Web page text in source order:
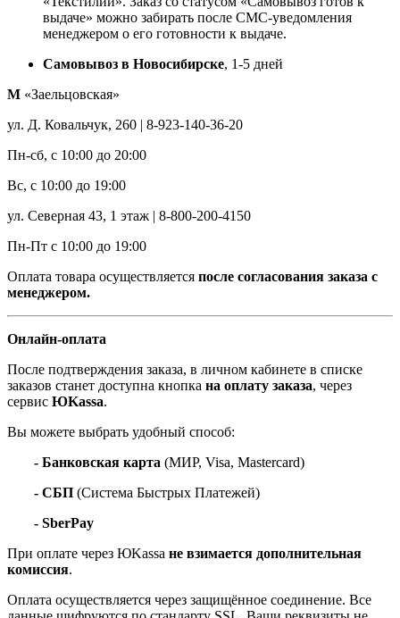
выдаче» можно забирать после СМС-уведомления
менеджером о его готовности к выдаче.
Самовывоз в Новосибирске, 1-5 дней
М «Заельцовская»
ул. Д. Ковальчук, 260 | 8-923-140-36-20
Пн-сб, с 10:00 до 20:00
Вс, с 10:00 до 19:00
ул. Северная 43, 1 этаж | 8-800-200-4150
Пн-Пт с 10:00 до 19:00
Оплата товара осуществляется после согласования заказа с
менеджером.
Онлайн-оплата
После подтверждения заказа, в личном кабинете в списке
заказов станет доступна кнопка на оплату заказа, через
сервис ЮKassa.
Вы можете выбрать удобный способ:
- Банковская карта (МИР, Visa, Mastercard)
- СБП (Система Быстрых Платежей)
- SberPay
При оплате через ЮKassa не взимается дополнительная
комиссия.
Оплата осуществляется через защищённое соединение. Все